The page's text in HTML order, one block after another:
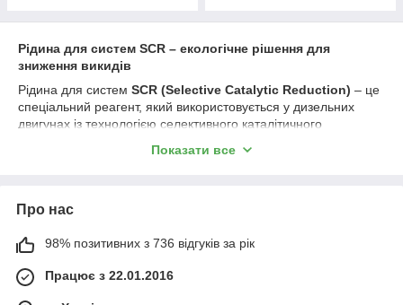
Рідина для систем SCR – екологічне рішення для
зниження викидів
Рідина для систем SCR (Selective Catalytic Reduction) – це
спеціальний реагент, який використовується у дизельних
двигунах із технологією селективного каталітичного
) і відповідає екологічним стандартам
гарячими газами, перетворюючи шкідливі оксиди азоту на
довкілля та сприяє дотриманню сучасних екологічних норм.
Основні переваги рідини для SCR:
Показати все
Про нас
98% позитивних з 736 відгуків за рік
Працює з 22.01.2016